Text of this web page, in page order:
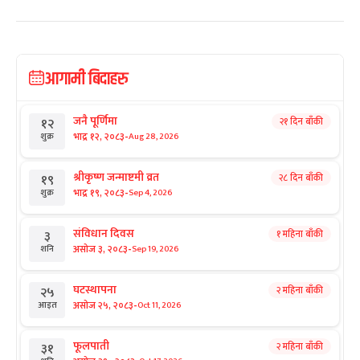
आगामी बिदाहरु
१२
शुक्र
जनै पूर्णिमा
भाद्र १२, २०८३-Aug 28, 2026
२१ दिन बाँकी
१९
शुक्र
श्रीकृष्ण जन्माष्टमी व्रत
भाद्र १९, २०८३-Sep 4, 2026
२८ दिन बाँकी
३
शनि
संविधान दिवस
असोज ३, २०८३-Sep 19, 2026
१ महिना बाँकी
२५
आइत
घटस्थापना
असोज २५, २०८३-Oct 11, 2026
२ महिना बाँकी
३१ फूलपाती २ महिना बाँकी